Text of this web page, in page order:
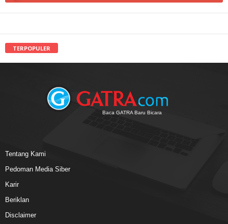
TERPOPULER
Baca GATRA Baru Bicara
Tentang Kami
Pedoman Media Siber
Karir
Beriklan
Disclaimer